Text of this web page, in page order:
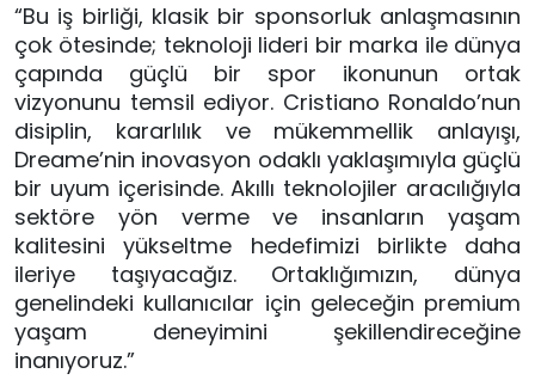
“Bu iş birliği, klasik bir sponsorluk anlaşmasının
çok ötesinde; teknoloji lideri bir marka ile dünya
çapında güçlü bir spor ikonunun ortak
vizyonunu temsil ediyor. Cristiano Ronaldo’nun
disiplin, kararlılık ve mükemmellik anlayışı,
Dreame’nin inovasyon odaklı yaklaşımıyla güçlü
bir uyum içerisinde. Akıllı teknolojiler aracılığıyla
sektöre yön verme ve insanların yaşam
kalitesini yükseltme hedefimizi birlikte daha
ileriye taşıyacağız. Ortaklığımızın, dünya
genelindeki kullanıcılar için geleceğin premium
yaşam deneyimini şekillendireceğine
inanıyoruz.”